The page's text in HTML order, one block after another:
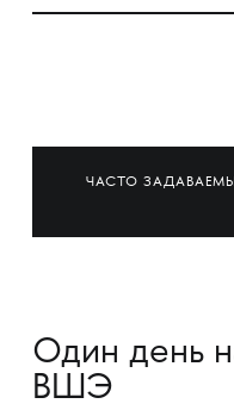
ЧАСТО
Один день
ВШЭ